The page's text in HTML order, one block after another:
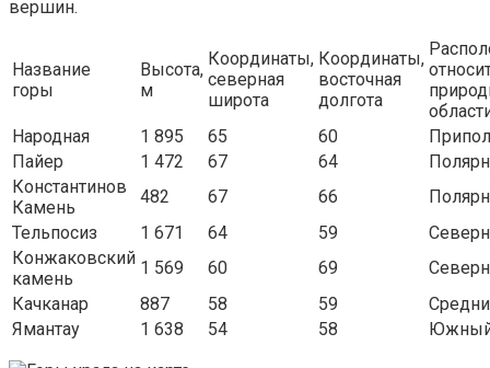
вершин.
Название
горы
Высота,
м
Координаты,
северная
широта
Координаты,
восточная
долгота
Народная
1 895 65 60
Пайер
1 472 67 64
Константинов
Камень
482 67 66
Тельпосиз
1 671 64 59
Конжаковский
камень
1 569 60 69
Качканар
887 58 59
Ямантау
1 638 54 58